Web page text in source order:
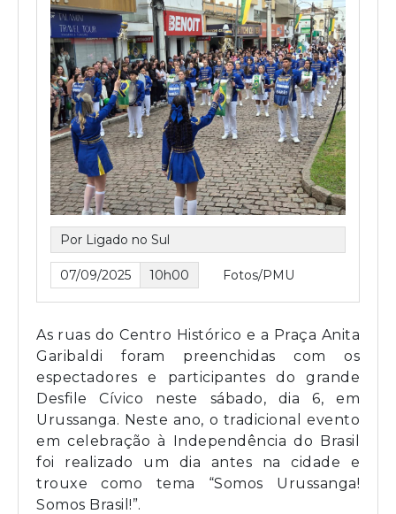
Por Ligado no Sul
07/09/2025 10h00 Fotos/PMU
As ruas do Centro Histórico e a Praça Anita
Garibaldi foram preenchidas com os
espectadores e participantes do grande
Desfile Cívico neste sábado, dia 6, em
Urussanga. Neste ano, o tradicional evento
em celebração à Independência do Brasil
foi realizado um dia antes na cidade e
trouxe como tema “Somos Urussanga!
Somos Brasil!”.